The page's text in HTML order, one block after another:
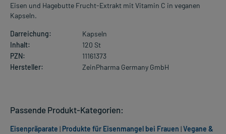
Eisen und Hagebutte Frucht-Extrakt mit Vitamin C in veganen
Kapseln.
Darreichung:
Kapseln
Inhalt:
120 St
PZN:
11161373
Hersteller:
ZeinPharma Germany GmbH
Passende Produkt-Kategorien:
Eisenpräparate | Produkte für Eisenmangel bei Frauen |Vegane &